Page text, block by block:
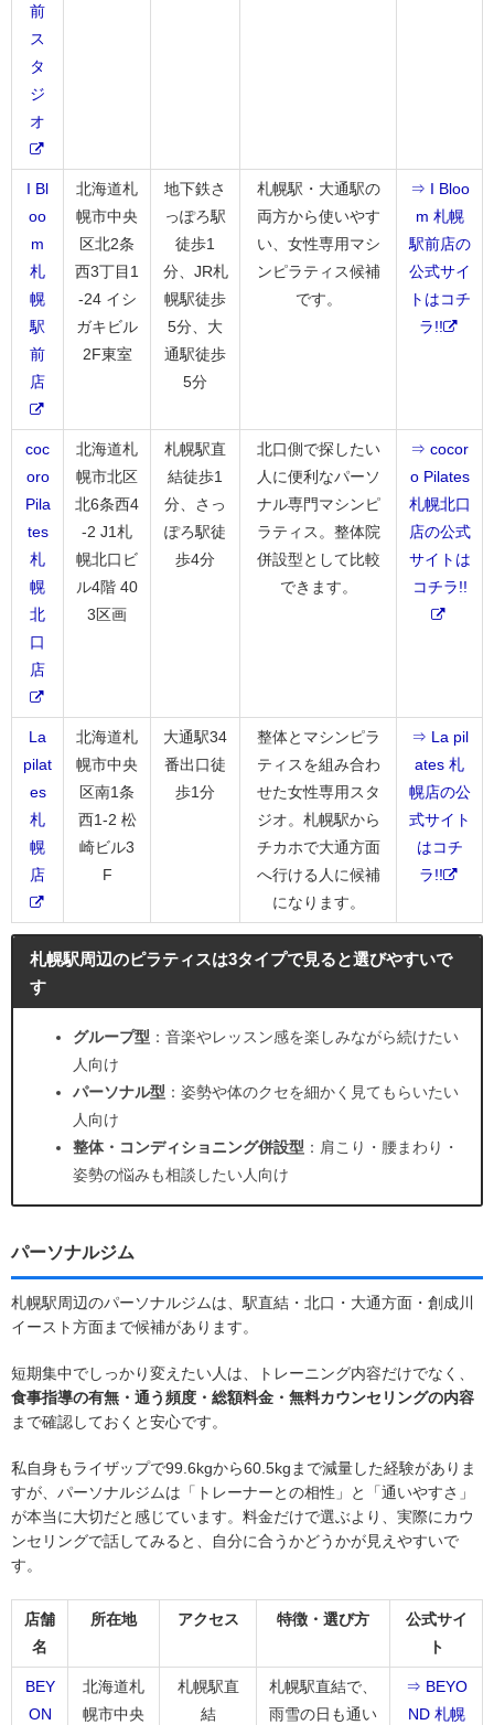
前
ス
タ
ジ
オ
I Bl
oo
m
札
幌
駅
前
店
北海道札
幌市中央
区北2条
西3丁目1
-24 イシ
ガキビル
2F東室
地下鉄さ
っぽろ駅
徒歩1
分、JR札
幌駅徒歩
5分、大
通駅徒歩
5分
札幌駅・大通駅の
両方から使いやす
い、女性専用マシ
ンピラティス候補
です。
⇒ I Bloo
m 札幌
駅前店の
公式サイ
トはコチ
ラ!!
coc
oro
Pila
tes
札
幌
北
口
店
北海道札
幌市北区
北6条西4
-2 J1札
幌北口ビ
ル4階 40
3区画
札幌駅直
結徒歩1
分、さっ
ぽろ駅徒
歩4分
北口側で探したい
人に便利なパーソ
ナル専門マシンピ
ラティス。整体院
併設型として比較
できます。
⇒ cocor
o Pilates
札幌北口
店の公式
サイトは
コチラ!!
La
pilat
es
札
幌
店
北海道札
幌市中央
区南1条
西1-2 松
崎ビル3
F
大通駅34
番出口徒
歩1分
整体とマシンピラ
ティスを組み合わ
せた女性専用スタ
ジオ。札幌駅から
チカホで大通方面
へ行ける人に候補
になります。
⇒ La pil
ates 札
幌店の公
式サイト
はコチ
ラ!!
札幌駅周辺のピラティスは3タイプで見ると選びやすいで
す
グループ型 ：音楽やレッスン感を楽しみながら続けたい
人向け
パーソナル型 ：姿勢や体のクセを細かく見てもらいたい
人向け
整体・コンディショニング併設型 ：肩こり・腰まわり・
姿勢の悩みも相談したい人向け
パーソナルジム
札幌駅周辺のパーソナルジムは、駅直結・北口・大通方面・創成川
イースト方面まで候補があります。
短期集中でしっかり変えたい人は、トレーニング内容だけでなく、
食事指導の有無・通う頻度・総額料金・無料カウンセリングの内容
まで確認しておくと安心です。
私自身もライザップで99.6kgから60.5kgまで減量した経験がありま
すが、パーソナルジムは「トレーナーとの相性」と「通いやすさ」
が本当に大切だと感じています。料金だけで選ぶより、実際にカウ
ンセリングで話してみると、自分に合うかどうかが見えやすいで
す。
店舗
名
所在地 アクセス 特徴・選び方
公式サイ
ト
BEY
ON
北海道札
幌市中央
札幌駅直
結
札幌駅直結で、
雨雪の日も通い
⇒ BEYO
ND 札幌